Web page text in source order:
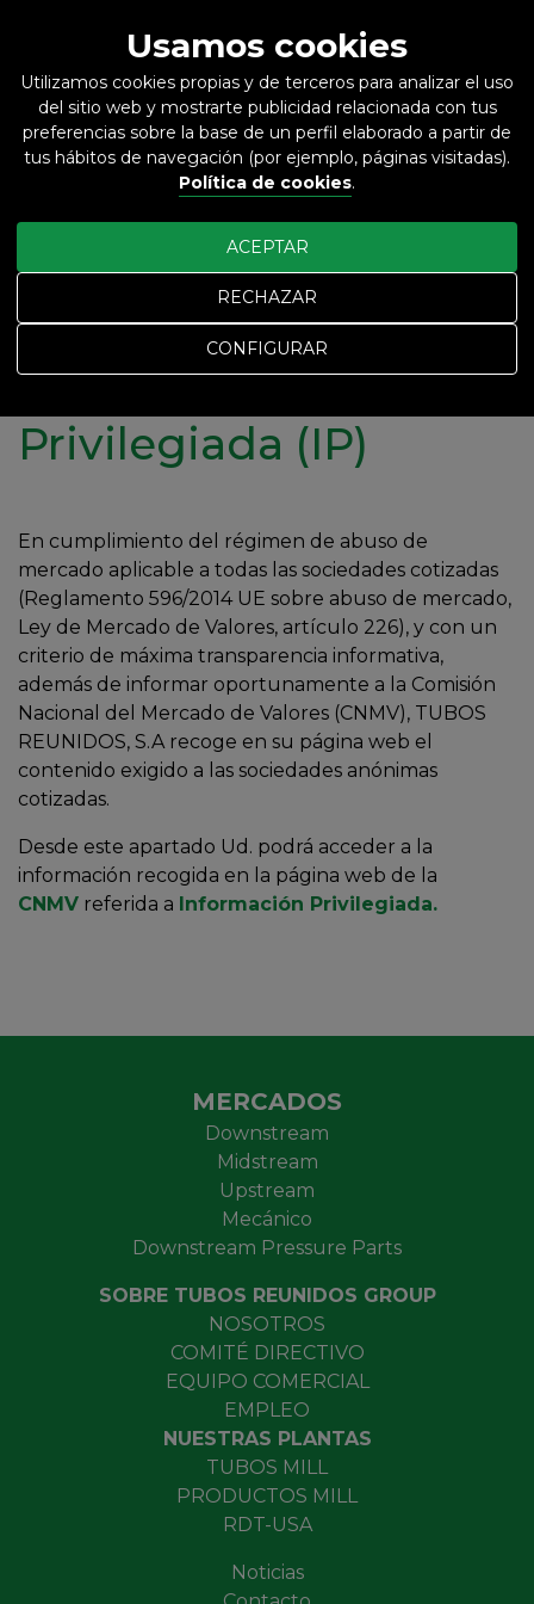
ES EN
Información Privilegiada (IP)
Información
Privilegiada (IP)
En cumplimiento del régimen de abuso de
mercado aplicable a todas las sociedades cotizadas
(Reglamento 596/2014 UE sobre abuso de mercado,
Ley de Mercado de Valores, artículo 226), y con un
criterio de máxima transparencia informativa,
además de informar oportunamente a la Comisión
Nacional del Mercado de Valores (CNMV), TUBOS
REUNIDOS, S.A recoge en su página web el
contenido exigido a las sociedades anónimas
cotizadas.
Desde este apartado Ud. podrá acceder a la
información recogida en la página web de la
CNMV referida a Información Privilegiada.
MERCADOS
Downstream
Midstream
Upstream
Mecánico
Downstream Pressure Parts
SOBRE TUBOS REUNIDOS GROUP
NOSOTROS
COMITÉ DIRECTIVO
EQUIPO COMERCIAL
EMPLEO
NUESTRAS PLANTAS
TUBOS MILL
PRODUCTOS MILL
RDT-USA
Noticias
Usamos cookies
Utilizamos cookies propias y de terceros para analizar el uso
del sitio web y mostrarte publicidad relacionada con tus
preferencias sobre la base de un perfil elaborado a partir de
tus hábitos de navegación (por ejemplo, páginas visitadas).
Política de cookies.
CONFIGURAR
RECHAZAR
ACEPTAR